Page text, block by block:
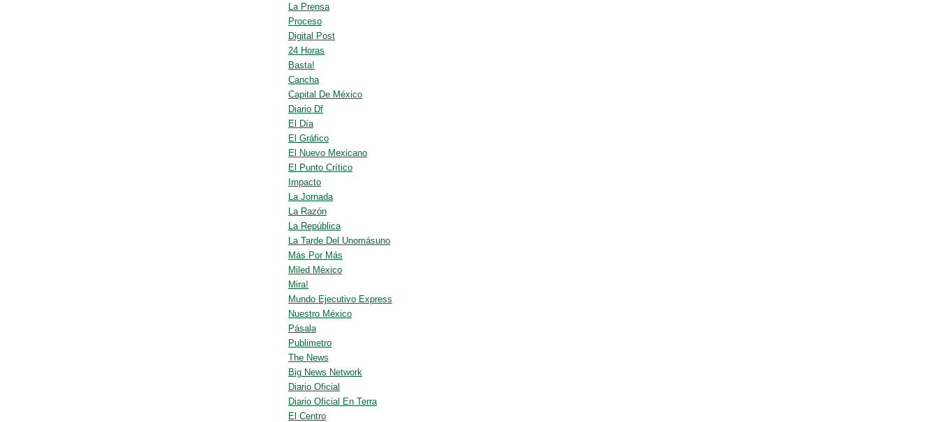
La Prensa
Proceso
Digital Post
24 Horas
Basta!
Cancha
Capital De México
Diario Df
El Día
El Gráfico
El Nuevo Mexicano
El Punto Crítico
Impacto
La Jornada
La Razón
La República
La Tarde Del Unomásuno
Más Por Más
Miled México
Mira!
Mundo Ejecutivo Express
Nuestro México
Pásala
Publimetro
The News
Big News Network
Diario Oficial
Diario Oficial En Terra
El Centro